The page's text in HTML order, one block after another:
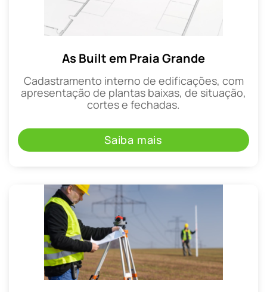
As Built em Praia Grande
Cadastramento interno de edificações, com
apresentação de plantas baixas, de situação,
cortes e fechadas.
Saiba mais